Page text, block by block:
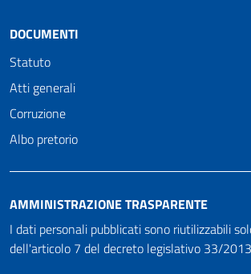
DOCUMENTI
Statuto
Atti generali
Corruzione
Albo pretorio
AMMINISTRAZIONE TRASPARENTE
I dati personali pubblicati sono riutilizzabili
dell'articolo 7 del decreto legislativo 33/2013